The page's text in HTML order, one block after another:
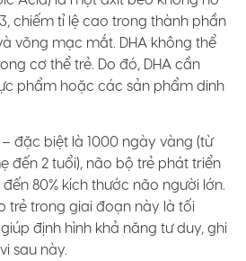
chiếm tỉ lệ cao trong thành phần
võng mạc mắt. DHA không thể
cơ thể trẻ. Do đó, DHA cần
phẩm hoặc các sản phẩm dinh
đặc biệt là 1000 ngày vàng (từ
đến 2 tuổi), não bộ trẻ phát triển
80% kích thước não người lớn.
trẻ trong giai đoạn này là tối
định hình khả năng tư duy, ghi
sau này.